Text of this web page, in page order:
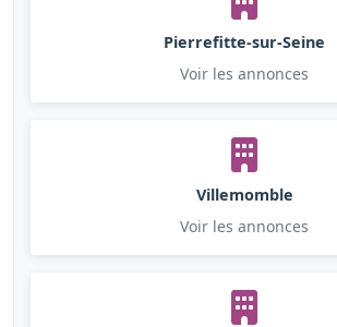
Pierrefitte-sur-Seine
Voir les annonces
Villemomble
Voir les annonces